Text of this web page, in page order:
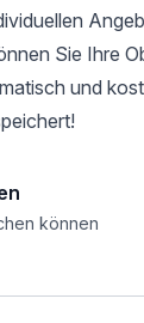
Sie Ihre
und
können